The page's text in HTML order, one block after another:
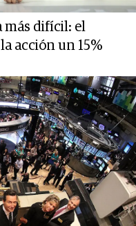
más difícil: el
acción un 15%